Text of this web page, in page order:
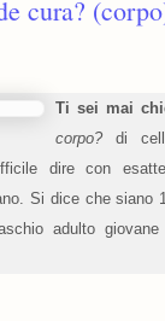
cura?
Ti sei mai
corpo? di
dire con
Si dice che siano
adulto